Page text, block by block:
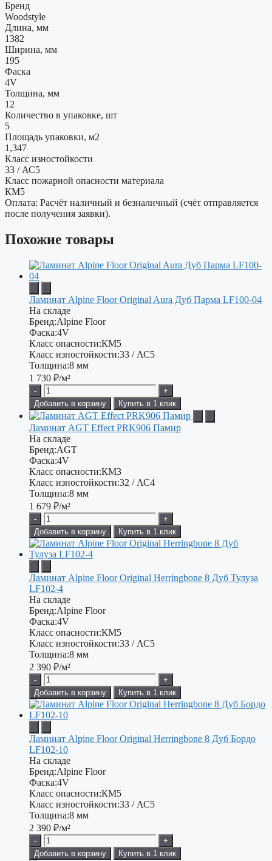
Бренд
Woodstyle
Длина, мм
1382
Ширина, мм
195
Фаска
4V
Толщина, мм
12
Количество в упаковке, шт
5
Площадь упаковки, м2
1,347
Класс изностойкости
33 / АС5
Класс пожарной опасности материала
КМ5
Оплата: Расчёт наличный и безналичный (счёт отправляется
после получения заявки).
Похожие товары
Ламинат Alpine Floor Original Aura Дуб Парма LF100-04
На складе
Бренд:Alpine Floor
Фаска:4V
Класс опасности:КМ5
Класс изностойкости:33 / АС5
Толщина:8 мм
1 730 ₽/м²
-
+
Добавить в корзину
Купить в 1 клик
Ламинат AGT Effect PRK906 Памир
На складе
Бренд:AGT
Фаска:4V
Класс опасности:КМ3
Класс изностойкости:32 / АС4
Толщина:8 мм
1 679 ₽/м²
-
+
Добавить в корзину
Купить в 1 клик
Ламинат Alpine Floor Original Herringbone 8 Дуб Тулуза
LF102-4
На складе
Бренд:Alpine Floor
Фаска:4V
Класс опасности:КМ5
Класс изностойкости:33 / АС5
Толщина:8 мм
2 390 ₽/м²
-
+
Добавить в корзину
Купить в 1 клик
Ламинат Alpine Floor Original Herringbone 8 Дуб Бордо
LF102-10
На складе
Бренд:Alpine Floor
Фаска:4V
Класс опасности:КМ5
Класс изностойкости:33 / АС5
Толщина:8 мм
2 390 ₽/м²
-
+
Добавить в корзину
Купить в 1 клик